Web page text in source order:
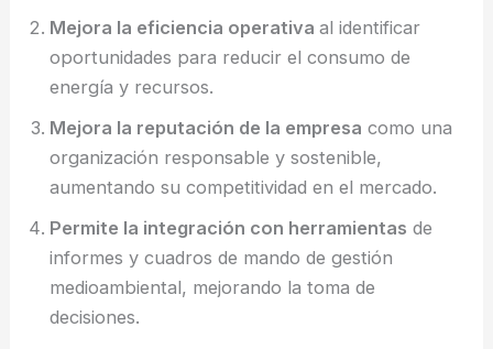
Mejora la eficiencia operativaal identificar
oportunidades para reducir el consumo de
energía y recursos.
Mejora la reputación de la empresa como una
organización responsable y sostenible,
aumentando su competitividad en el mercado.
Permite la integración con herramientas de
informes y cuadros de mando de gestión
medioambiental, mejorando la toma de
decisiones.